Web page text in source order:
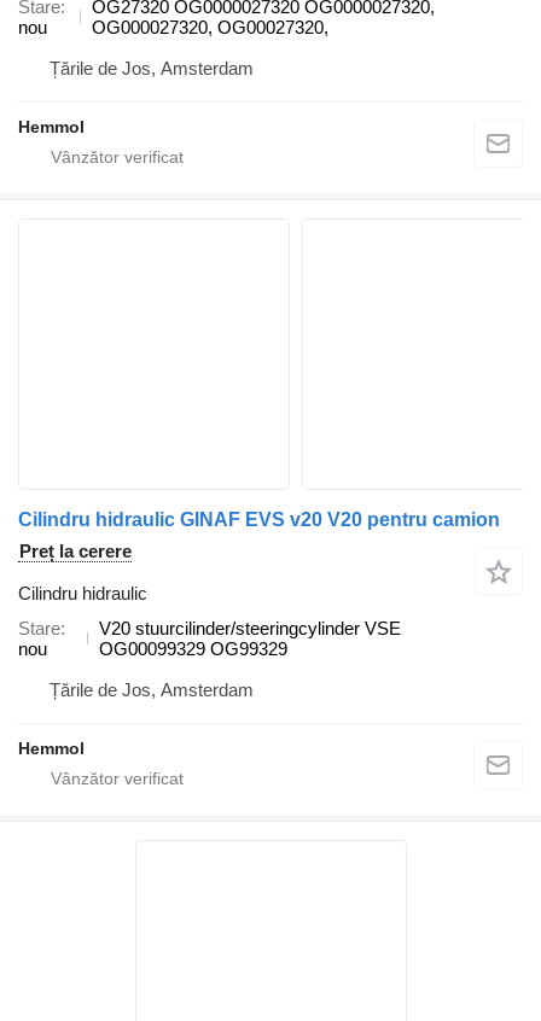
Stare
nou
OG27320 OG0000027320 OG0000027320,
OG000027320, OG00027320,
Țările de Jos, Amsterdam
Hemmol
Cilindru hidraulic GINAF EVS v20 V20 pentru camion
Preț la cerere
Cilindru hidraulic
Stare
nou
V20 stuurcilinder/steeringcylinder VSE
OG00099329 OG99329
Țările de Jos, Amsterdam
Hemmol